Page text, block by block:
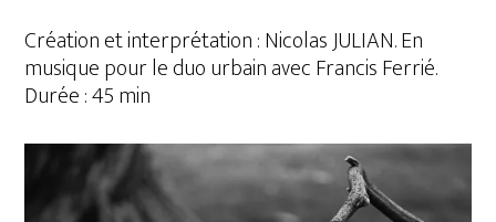
Création et interprétation : Nicolas JULIAN. En
musique pour le duo urbain avec Francis Ferrié.
Durée : 45 min